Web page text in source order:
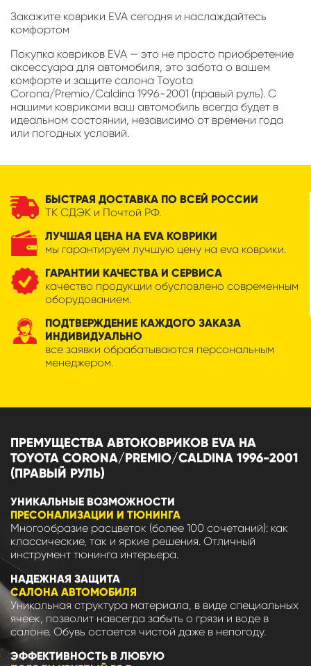
Закажите коврики EVA сегодня и наслаждайтесь
комфортом
Покупка ковриков EVA — это не просто приобретение
аксессуара для автомобиля, это забота о вашем
комфорте и защите салона Toyota
Corona/Premio/Caldina 1996-2001 (правый руль). С
нашими ковриками ваш автомобиль всегда будет в
идеальном состоянии, независимо от времени года
или погодных условий.
БЫСТРАЯ ДОСТАВКА ПО ВСЕЙ РОССИИ
ТК СДЭК и Почтой РФ.
ЛУЧШАЯ ЦЕНА НА EVA КОВРИКИ
мы гарантируем лучшую цену на eva коврики.
ГАРАНТИИ КАЧЕСТВА И СЕРВИСА
качество продукции обусловлено современным
оборудованием.
ПОДТВЕРЖДЕНИЕ КАЖДОГО ЗАКАЗА
ИНДИВИДУАЛЬНО
все заявки обрабатываются персональным
менеджером.
ПРЕМУЩЕСТВА АВТОКОВРИКОВ EVA НА
TOYOTA CORONA/PREMIO/CALDINA 1996-2001
(ПРАВЫЙ РУЛЬ)
УНИКАЛЬНЫЕ ВОЗМОЖНОСТИ
ПРЕСОНАЛИЗАЦИИ И ТЮНИНГА
Многообразие расцветок (более 100 сочетаний): как
классические, так и яркие решения. Отличный
инструмент тюнинга интерьера.
НАДЕЖНАЯ ЗАЩИТА
САЛОНА АВТОМОБИЛЯ
Уникальная структура материала, в виде специальных
ячеек, позволит навсегда забыть о грязи и воде в
салоне. Обувь остается чистой даже в непогоду.
ЭФФЕКТИВНОСТЬ В ЛЮБУЮ